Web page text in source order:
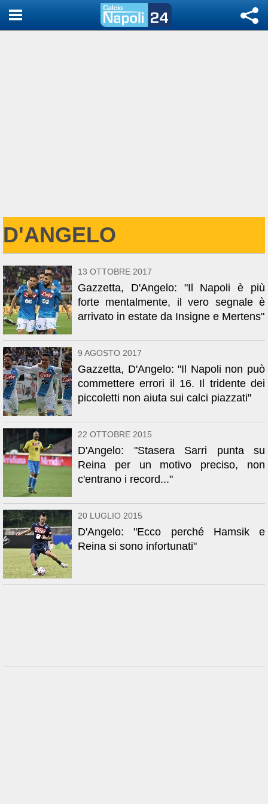
D'ANGELO
13 OTTOBRE 2017
Gazzetta, D'Angelo: "Il Napoli è più
forte mentalmente, il vero segnale è
arrivato in estate da Insigne e Mertens"
9 AGOSTO 2017
Gazzetta, D'Angelo: "Il Napoli non può
commettere errori il 16. Il tridente dei
piccoletti non aiuta sui calci piazzati"
22 OTTOBRE 2015
D'Angelo: "Stasera Sarri punta su
Reina per un motivo preciso, non
c'entrano i record..."
20 LUGLIO 2015
D'Angelo: "Ecco perché Hamsik e
Reina si sono infortunati"